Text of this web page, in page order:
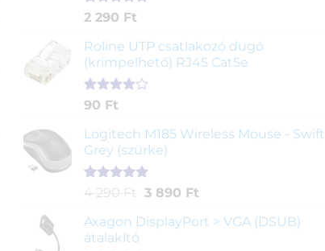
Értékelés
ből,
2
értékelés
alapján
2 290 Ft
Roline UTP csatlakozó dugó
(krimpelhető) RJ45 Cat5e
Értékelés
5-ből,
2
értékelés
alapján
90 Ft
Logitech M185 Wireless Mouse - Swift
Grey (szürke)
Értékelés
ből,
1
értékelés
alapján
4 290 Ft Original
was:
3 890 FtCurrent
is:
Axagon DisplayPort > VGA (DSUB)
átalakító